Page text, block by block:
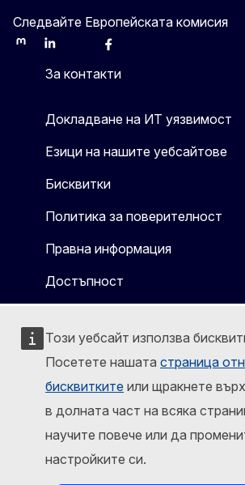
Този уебсайт използва
Посетете нашата страница
бисквитките или щракнете
в долната част на всяка
научите повече или да
настройките си.
Следвайте Европейската комисия
MastodonLinkedInBlueskyFacebook
За контакти
Докладване на ИТ уязвимост
Езици на нашите уебсайтове
Бисквитки
Политика за поверителност
Правна информация
Достъпност